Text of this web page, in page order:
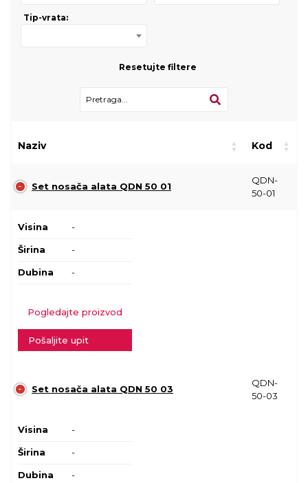
Tip-vrata:
Resetujte filtere
Naziv Kod
Set nosača alata QDN 50 01
QDN-
50-01
Visina -
Širina -
Dubina -
Pogledajte proizvod
Pošaljite upit
Set nosača alata QDN 50 03
QDN-
50-03
Visina -
Širina -
Dubina -